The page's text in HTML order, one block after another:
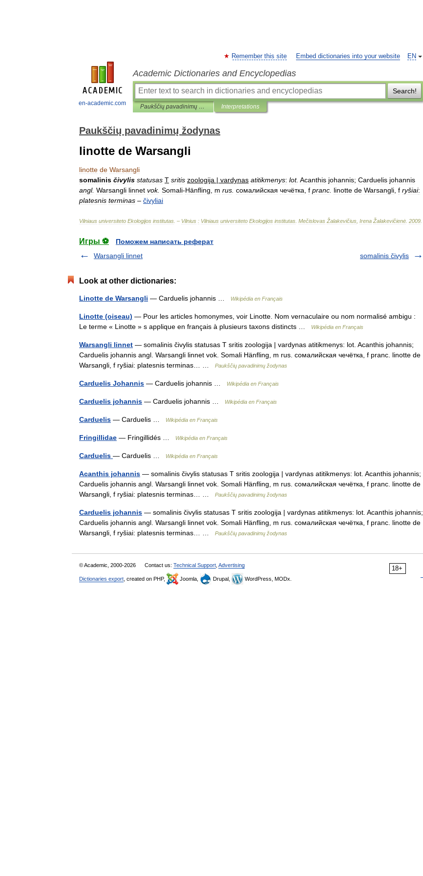
en-academic.com
EN
Remember this site Embed dictionaries into your website
Academic Dictionaries and Encyclopedias
Search!
Paukščių pavadinimų žodynas Interpretations
Paukščių pavadinimų žodynas
linotte de Warsangli
linotte de Warsangli
somalinis čivylis statusas T sritis zoologija | vardynas atitikmenys: lot. Acanthis johannis; Carduelis johannis
angl. Warsangli linnet vok. Somali-Hänfling m rus сомалийская чечётка f pranc linotte de Warsangli f ryšiai:
platesnis terminas – čivyliai
Vilniaus universiteto Ekologijos institutas . – Vilnius : Vilniaus universiteto Ekologijos institutas Mečislovas Žalakevičius Irena Žalakevičienė 2009
Игры ⚽
Поможем написать реферат
Warsangli linnet
somalinis čivylis
Look at other dictionaries:
Linotte de Warsangli — Carduelis johannis … Wikipédia en Français
Linotte (oiseau) — Pour les articles homonymes, voir Linotte. Nom vernaculaire ou nom normalisé ambigu :
Le terme « Linotte » s applique en français à plusieurs taxons distincts …
Wikipédia en Français
Warsangli linnet — somalinis čivylis statusas T sritis zoologija | vardynas atitikmenys: lot. Acanthis johannis;
Carduelis johannis angl. Warsangli linnet vok. Somali Hänfling, m rus. сомалийская чечётка, f pranc. linotte de
Warsangli, f ryšiai: platesnis terminas… …
Paukščių pavadinimų žodynas
Carduelis Johannis — Carduelis johannis … Wikipédia en Français
Carduelis johannis — Carduelis johannis … Wikipédia en Français
Carduelis — Carduelis … Wikipédia en Français
Fringillidae — Fringillidés … Wikipédia en Français
Carduelis — Carduelis … Wikipédia en Français
Acanthis johannis — somalinis čivylis statusas T sritis zoologija | vardynas atitikmenys: lot. Acanthis johannis;
Carduelis johannis angl. Warsangli linnet vok. Somali Hänfling, m rus. сомалийская чечётка, f pranc. linotte de
Warsangli, f ryšiai: platesnis terminas… …
Paukščių pavadinimų žodynas
Carduelis johannis — somalinis čivylis statusas T sritis zoologija | vardynas atitikmenys: lot. Acanthis johannis;
Carduelis johannis angl. Warsangli linnet vok. Somali Hänfling, m rus. сомалийская чечётка, f pranc. linotte de
Warsangli, f ryšiai: platesnis terminas… …
Paukščių pavadinimų žodynas
18+
© Academic, 2000-2026 Contact us: Technical Support Advertising
Dictionaries export , created on PHP, Joomla, Drupal, WordPress, MODx.